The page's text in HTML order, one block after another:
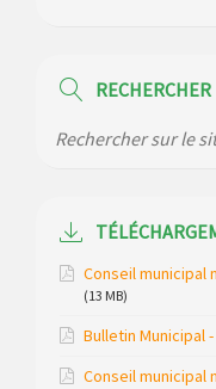
Communauté
Modification des
les permanences
Maison des
RECHERCHER
Conseil municipal
(13 MB)
Bulletin Municipal
Conseil municipal